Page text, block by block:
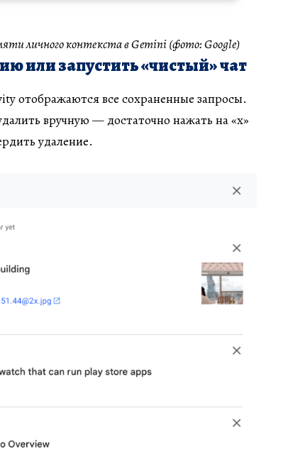
личного контекста в Gemini (фото: Google)
или запустить «чистый» чат
отображаются все сохраненные запросы.
вручную — достаточно нажать на «х»
удаление.